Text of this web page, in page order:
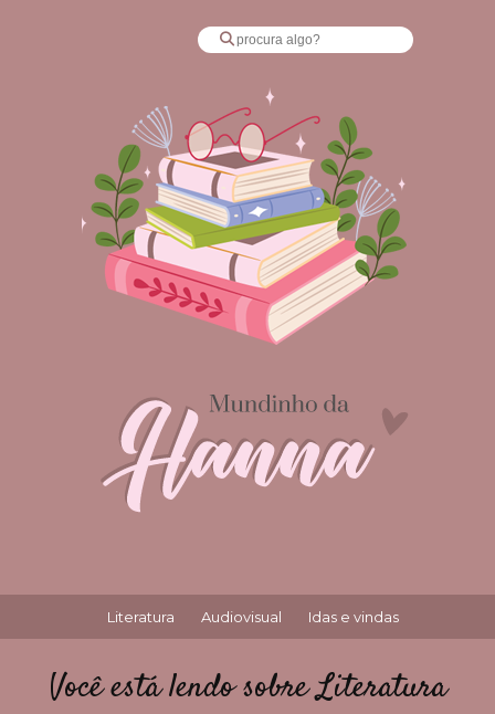
Literatura Audiovisual Idas e vindas
Você está lendo sobre Literatura